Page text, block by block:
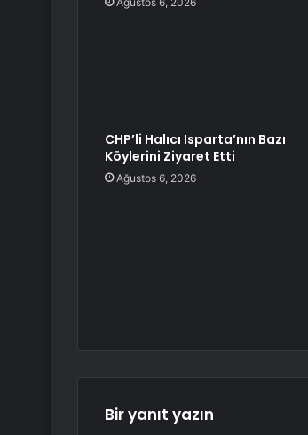
CHP’li Halıcı Isparta’nın Bazı
Köylerini Ziyaret Etti
Ağustos 6, 2026
Bir yanıt yazın